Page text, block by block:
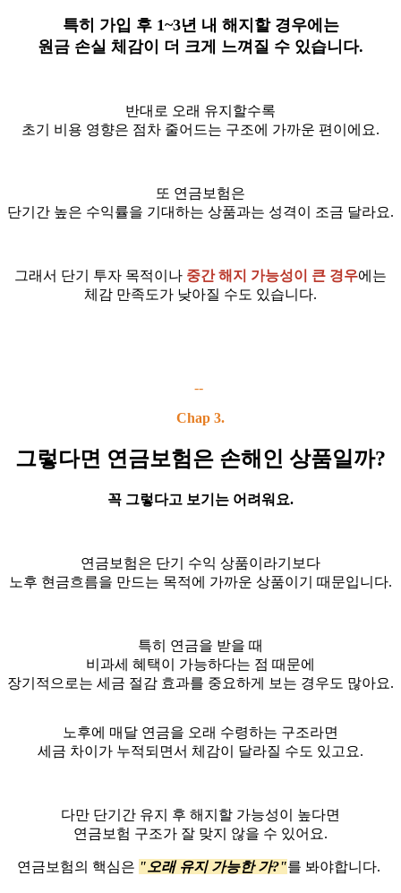
특히 가입 후 1~3년 내 해지할 경우에는
원금 손실 체감이 더 크게 느껴질 수 있습니다.
반대로 오래 유지할수록
초기 비용 영향은 점차 줄어드는 구조에 가까운 편이에요.
또 연금보험은
단기간 높은 수익률을 기대하는 상품과는 성격이 조금 달라요.
그래서 단기 투자 목적이나 중간 해지 가능성이 큰 경우에는
체감 만족도가 낮아질 수도 있습니다.
--
Chap 3.
그렇다면 연금보험은 손해인 상품일까?
꼭 그렇다고 보기는 어려워요.
연금보험은 단기 수익 상품이라기보다
노후 현금흐름을 만드는 목적에 가까운 상품이기 때문입니다.
특히 연금을 받을 때
비과세 혜택이 가능하다는 점 때문에
장기적으로는 세금 절감 효과를 중요하게 보는 경우도 많아요.
노후에 매달 연금을 오래 수령하는 구조라면
세금 차이가 누적되면서 체감이 달라질 수도 있고요.
다만 단기간 유지 후 해지할 가능성이 높다면
연금보험 구조가 잘 맞지 않을 수 있어요.
연금보험의 핵심은 "오래 유지 가능한 가?"를 봐야합니다.